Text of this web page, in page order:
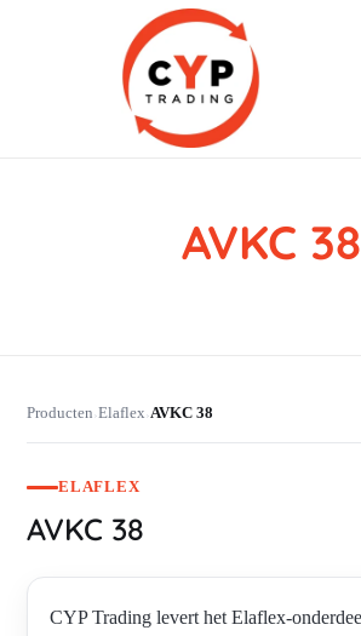
AVKC 38
Producten›Elaflex›AVKC 38
ELAFLEX
AVKC 38
CYP Trading levert het Elaflex-